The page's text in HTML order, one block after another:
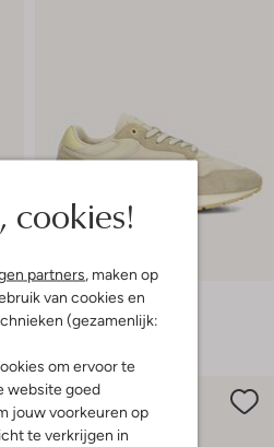
cookies!
partners, maken op
van cookies en
(gezamenlijk:
om ervoor te
website goed
jouw voorkeuren op
te verkrijgen in
The Hoff Brand
Lage sneakers